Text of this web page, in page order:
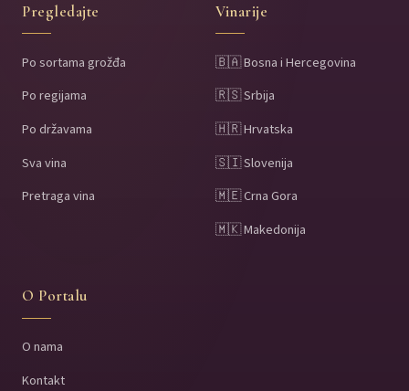
Pregledajte
Po sortama grožđa
Po regijama
Po državama
Sva vina
Pretraga vina
Vinarije
🇧🇦 Bosna i Hercegovina
🇷🇸 Srbija
🇭🇷 Hrvatska
🇸🇮 Slovenija
🇲🇪 Crna Gora
🇲🇰 Makedonija
O Portalu
O nama
Kontakt